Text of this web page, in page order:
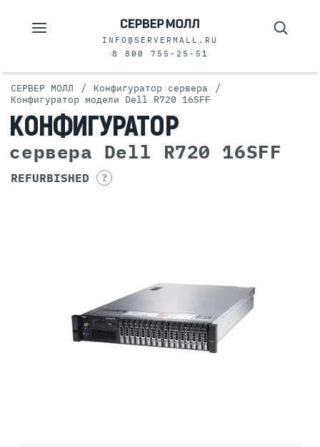
INFO@SERVERMALL.RU
8 800 755-25-51
СЕРВЕР МОЛЛ / Конфигуратор сервера /
Конфигуратор модели Dell R720 16SFF
КОНФИГУРАТОР
сервера Dell R720 16SFF
REFURBISHED ?